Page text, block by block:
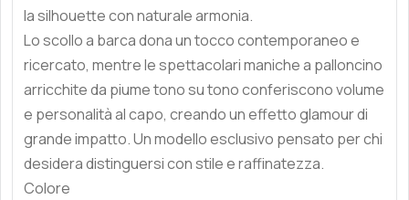
la silhouette con naturale armonia.
Lo scollo a barca dona un tocco contemporaneo e
ricercato, mentre le spettacolari maniche a palloncino
arricchite da piume tono su tono conferiscono volume
e personalità al capo, creando un effetto glamour di
grande impatto. Un modello esclusivo pensato per chi
desidera distinguersi con stile e raffinatezza.
Colore